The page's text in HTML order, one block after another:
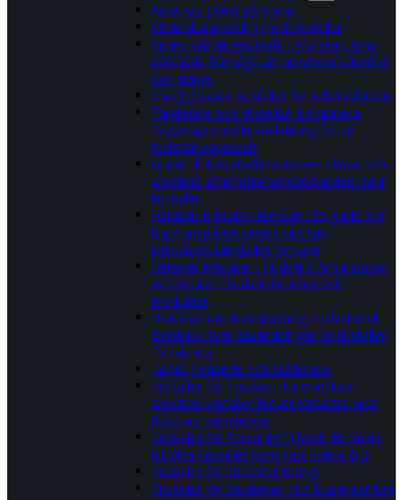
Ametists Effekt på Sinnet
Chakrabalansering med Kristaller
Citrins Attraktionskraft: Utforska citrins
påstådda förmåga att attrahera välstånd
och glädje
Energigivande Kristaller för Arbetsplatsen
Färgterapi och Kristaller: Kombinera
färgterapi med kristalläkning för en
holistisk approach
Guide till Kristallaffirmationer: Skapa och
använda affirmationsmeddelanden med
kristaller
Helande Kristaller för Barn: En guide om
hur man på ett säkert sätt kan
introducera kristaller för barn
Helande Kristaller i Hudvård: Användning
av kristaller i hudvårdsrutiner och
produkter
Historien om Kristalläkning: En historisk
överblick över användningen av kristaller
för läkning
Jaspis: Jordande och Stärkande
Kristaller för Husdjur: Hur man kan
använda kristaller för att förbättra sina
husdjurs välmående
Kristaller för Personlig Tillväxt: En Guide
till Vilka Kristaller Som Kan Hjälpa Dig
Kristaller för Stresshantering
Kristaller för Studenter: Hur Studenter kan